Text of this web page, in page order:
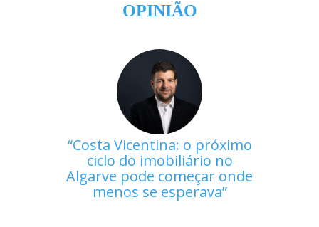
OPINIÃO
Costa Vicentina: o próximo
ciclo do imobiliário no
Algarve pode começar onde
menos se esperava